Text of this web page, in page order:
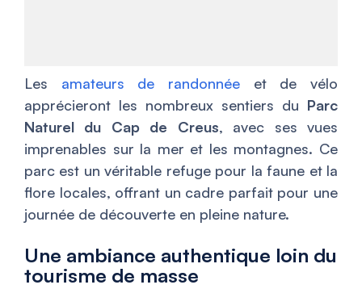
Les amateurs de randonnée et de vélo
apprécieront les nombreux sentiers du Parc
Naturel du Cap de Creus, avec ses vues
imprenables sur la mer et les montagnes. Ce
parc est un véritable refuge pour la faune et la
flore locales, offrant un cadre parfait pour une
journée de découverte en pleine nature.
Une ambiance authentique loin du
tourisme de masse